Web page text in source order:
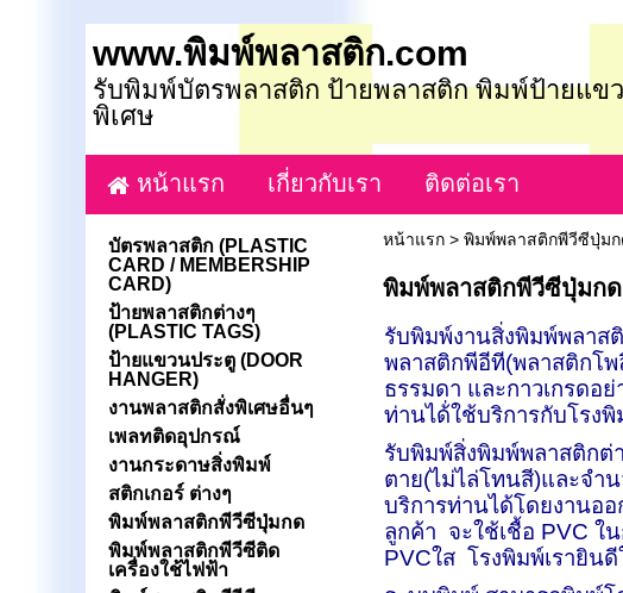
www.พิมพ์พลาสติก.com
รับพิมพ์บัตรพลาสติก ป้ายพลาสติก พิมพ์ป้ายแข
พิเศษ
หน้าแรก เกี่ยวกับเรา ติดต่อเรา
บัตรพลาสติก (PLASTIC
CARD / MEMBERSHIP
CARD)
ป้ายพลาสติกต่างๆ
(PLASTIC TAGS)
ป้ายแขวนประตู (DOOR
HANGER)
งานพลาสติกสั่งพิเศษอื่นๆ
เพลทติดอุปกรณ์
งานกระดาษสิ่งพิมพ์
สติกเกอร์ ต่างๆ
พิมพ์พลาสติกพีวีซีปุ่มกด
พิมพ์พลาสติกพีวีซีติด
เครื่องใช้ไฟฟ้า
หน้าแรก> พิมพ์พลาสติกพีวีซีปุ่มก
พิมพ์พลาสติกพีวีซีปุ่มกด
รับพิมพ์งานสิ่งพิมพ์พลาส
พลาสติกพีอีที(พลาสติกโ
ธรรมดา และกาวเกรดอ
ท่านได้่ใช้บริการกับโรงพิ
รับพิมพ์สิ่งพิมพ์พลาสติกต่
ตาย(ไม่ไล่โทนสี)และจำ
บริการท่านได้โดยงานอ
ลูกค้า จะใช้เชื้อ PVC ใ
PVCใส โรงพิมพ์เรายิน